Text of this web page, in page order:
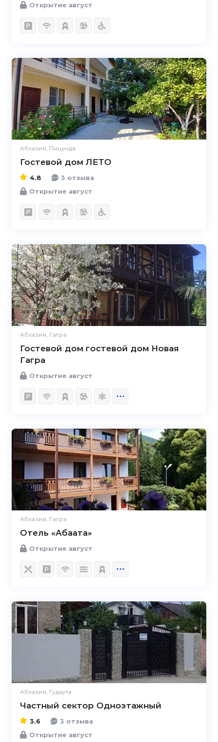
Открытие август
Абхазия, Пицунда
Гостевой дом ЛЕТО
4.8
4.8
3 отзыва
Открытие август
Абхазия, Гагра
Гостевой дом гостевой дом Новая
Гагра
Открытие август
Абхазия, Гагра
Отель «Абаата»
Открытие август
Абхазия, Гудаута
Частный сектор Одноэтажный
3.6
3.6
3 отзыва
Открытие август